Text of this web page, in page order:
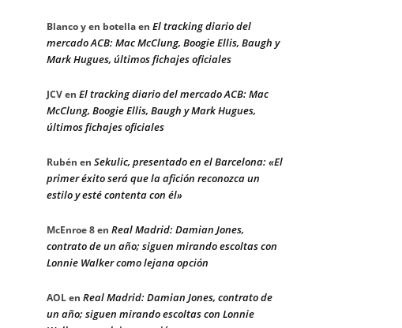
Blanco y en botellaen El tracking diario del
mercado ACB: Mac McClung, Boogie Ellis, Baugh y
Mark Hugues, últimos fichajes oficiales
JCVen El tracking diario del mercado ACB: Mac
McClung, Boogie Ellis, Baugh y Mark Hugues,
últimos fichajes oficiales
Rubén en Sekulic, presentado en el Barcelona: «El
primer éxito será que la afición reconozca un
estilo y esté contenta con él»
McEnroe 8en Real Madrid: Damian Jones,
contrato de un año; siguen mirando escoltas con
Lonnie Walker como lejana opción
AOLen Real Madrid: Damian Jones, contrato de
un año; siguen mirando escoltas con Lonnie